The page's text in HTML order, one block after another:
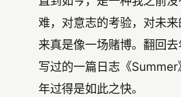
难，对意志的考验，对未
来真是像一场赌博。翻回
写过的一篇日志《
年过得是如此之快。